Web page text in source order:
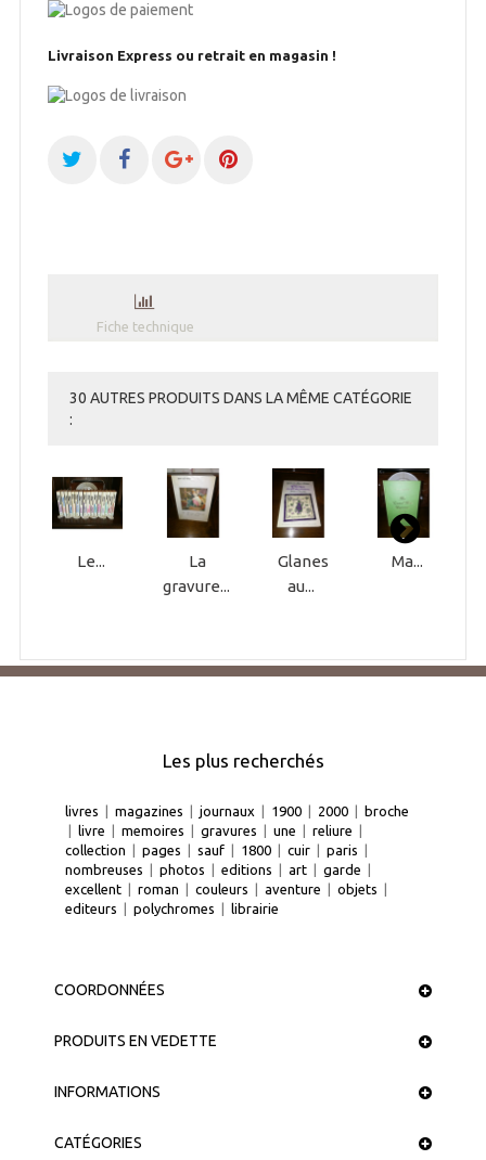
Livraison Express ou retrait en magasin !
Fiche technique
30 AUTRES PRODUITS DANS LA MÊME CATÉGORIE
:
Le...
La
gravure...
Glanes
au...
Ma...
Les plus recherchés
livres | magazines | journaux | 1900 | 2000 | broche
| livre | memoires | gravures | une | reliure |
collection | pages | sauf | 1800 | cuir | paris |
nombreuses | photos | editions | art | garde |
excellent | roman | couleurs | aventure | objets |
editeurs | polychromes | librairie
COORDONNÉES
PRODUITS EN VEDETTE
INFORMATIONS
CATÉGORIES